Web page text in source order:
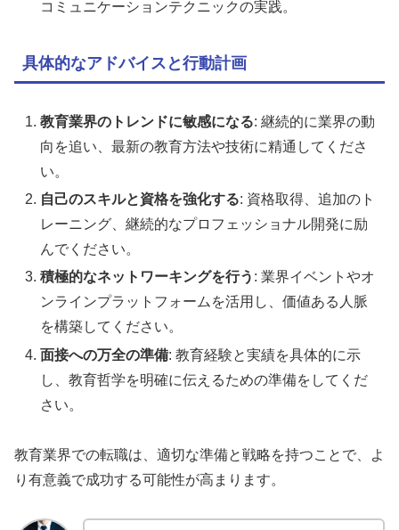
コミュニケーションテクニックの実践。
具体的なアドバイスと行動計画
教育業界のトレンドに敏感になる: 継続的に業界の動
向を追い、最新の教育方法や技術に精通してくださ
い。
自己のスキルと資格を強化する: 資格取得、追加のト
レーニング、継続的なプロフェッショナル開発に励
んでください。
積極的なネットワーキングを行う : 業界イベントやオ
ンラインプラットフォームを活用し、価値ある人脈
を構築してください。
面接への万全の準備: 教育経験と実績を具体的に示
し、教育哲学を明確に伝えるための準備をしてくだ
さい。
教育業界での転職は、適切な準備と戦略を持つことで、よ
り有意義で成功する可能性が高まります。